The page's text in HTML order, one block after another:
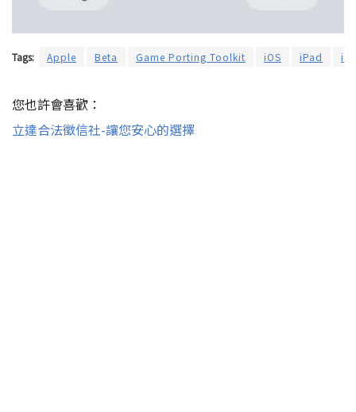
Tags: Apple Beta Game Porting Toolkit iOS iPad
您也許會喜歡：
立達合法徵信社-讓您安心的選擇